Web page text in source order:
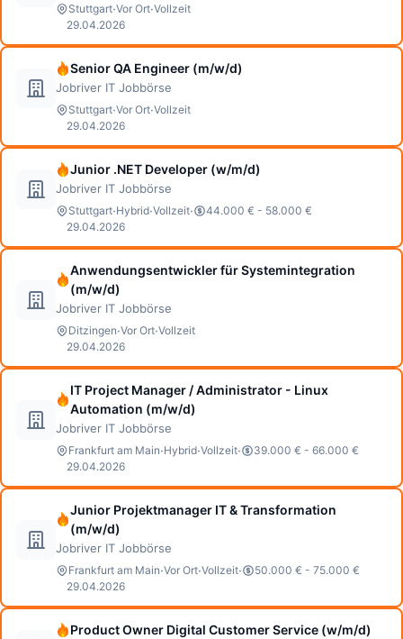
Stuttgart·Vor Ort·Vollzeit
29.04.2026
Senior QA Engineer (m/w/d)
Jobriver IT Jobbörse
Stuttgart·Vor Ort·Vollzeit
29.04.2026
Junior .NET Developer (w/m/d)
Jobriver IT Jobbörse
Stuttgart·Hybrid·Vollzeit·
44.000 € - 58.000 €
29.04.2026
Anwendungsentwickler für Systemintegration
(m/w/d)
Jobriver IT Jobbörse
Ditzingen·Vor Ort·Vollzeit
29.04.2026
IT Project Manager / Administrator - Linux
Automation (m/w/d)
Jobriver IT Jobbörse
Frankfurt am Main·Hybrid·Vollzeit·
39.000 € - 66.000 €
29.04.2026
Junior Projektmanager IT & Transformation
(m/w/d)
Jobriver IT Jobbörse
Frankfurt am Main·Vor Ort·Vollzeit·
50.000 € - 75.000 €
29.04.2026
Product Owner Digital Customer Service (w/m/d)